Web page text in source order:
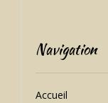
Navigation
Accueil